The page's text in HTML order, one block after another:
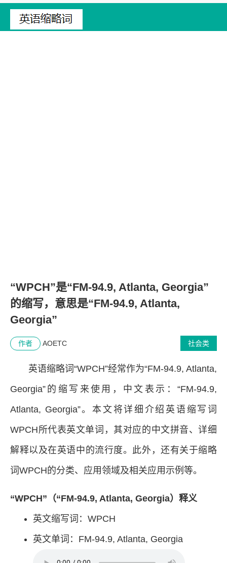
“WPCH”是“FM-94.9, Atlanta, Georgia”
的缩写，意思是“FM-94.9, Atlanta,
Georgia”
社会类
作者 AOETC
英语缩略词“WPCH”经常作为“FM-94.9, Atlanta,
Georgia”的缩写来使用，中文表示：“FM-94.9,
Atlanta, Georgia”。本文将详细介绍英语缩写词
WPCH所代表英文单词，其对应的中文拼音、详细
解释以及在英语中的流行度。此外，还有关于缩略
词WPCH的分类、应用领域及相关应用示例等。
“WPCH”（“FM-94.9, Atlanta, Georgia）释义
英文缩写词：WPCH
英文单词：FM-94.9, Atlanta, Georgia